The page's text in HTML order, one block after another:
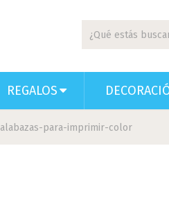
REGALOS
para-imprimir-color